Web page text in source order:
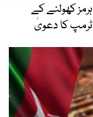
کھولنے کے
کا دعویٰ